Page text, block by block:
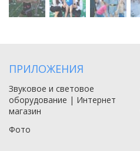
ПРИЛОЖЕНИЯ
Звуковое и световое
оборудование | Интернет
магазин
Фото